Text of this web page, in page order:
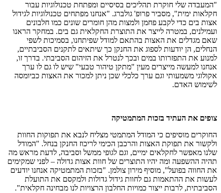
"המעבדה שלי חוקרת תהליכים בסיסיים ומפתחת טכנולוגיות עבור
חקלאות ימית", מסביר פרופ' גולברג. "אנחנו מפתחים טכנולוגיות לגידול
אצות בים כדי לקבע פחמן ולמצות מהן חומרים שונים כמו חלבונים
ועמילנים, במטרה לייצר את התוצרת החקלאית גם בים. במחקר הראנו
שאם מגדלים את האצות בהתאם למודל שפיתחנו, בסמיכות לשפי
הנחלים, הן יודעות לספוג את החנקן כך שיתאים לתקנים הסביבתיים,
למנוע את התפזרותו במים ובכך לנטרל את הזיהום הסביבתי. בדרך זו,
אנחנו למעשה מייצרים מעין "מתקן טיהור טבעי" שיש לו גם לו ערך
אקולוגי משמעותי וגם ערך כלכלי שכן ניתן למכור את האצות כביומסה
לשימוש האדם.
צופים את העתיד בזכות המתמטיקה
החוקרים מוסיפים כי המודל המתמטי מצליח לנבא את תפוקות החוות
ולקשור את תפוקת האצות והרכבן הכימי לריכוז החנקן בנחל. "המודל
שלנו מאפשר לחקלאים ימיים, וגם לגופי ממשל וסביבה, לדעת מראש מה
תהיה ההשפעה ומה יהיו התוצרים של חוות אצות גדולה – לפני שמקימים
את החווה בפועל", מוסיף מירון צולמן. "בזכות המתמטיקה אנחנו יודעים
לעשות את ההתאמות גם לחוות גידול גדולות ולמקסם את התועלת
הסביבתית, לרבות ייצור כמויות החלבון הרצויות לנו מבחינה חקלאית".